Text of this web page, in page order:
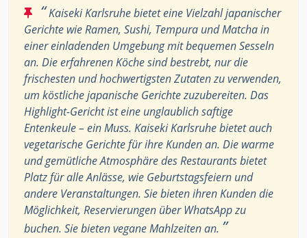
“Kaiseki Karlsruhe bietet eine Vielzahl japanischer
Gerichte wie Ramen, Sushi, Tempura und Matcha in
einer einladenden Umgebung mit bequemen Sesseln
an. Die erfahrenen Köche sind bestrebt, nur die
frischesten und hochwertigsten Zutaten zu verwenden,
um köstliche japanische Gerichte zuzubereiten. Das
Highlight-Gericht ist eine unglaublich saftige
Entenkeule – ein Muss. Kaiseki Karlsruhe bietet auch
vegetarische Gerichte für ihre Kunden an. Die warme
und gemütliche Atmosphäre des Restaurants bietet
Platz für alle Anlässe, wie Geburtstagsfeiern und
andere Veranstaltungen. Sie bieten ihren Kunden die
Möglichkeit, Reservierungen über WhatsApp zu
buchen. Sie bieten vegane Mahlzeiten an. ”